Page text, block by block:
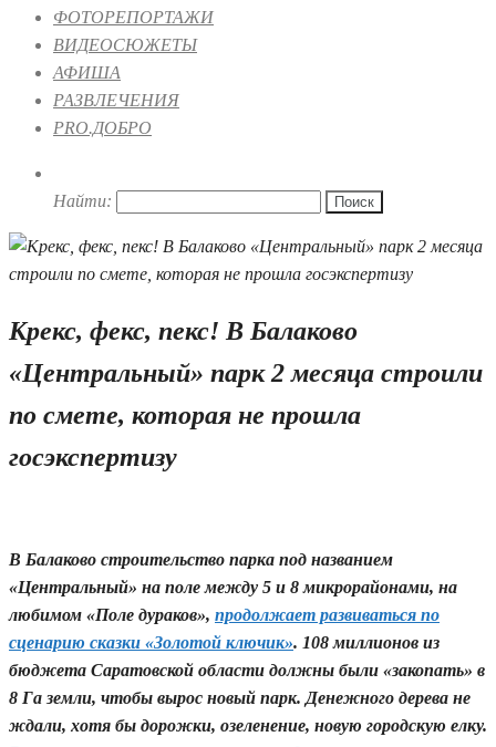
ФОТОРЕПОРТАЖИ
ВИДЕОСЮЖЕТЫ
АФИША
РАЗВЛЕЧЕНИЯ
PRO.ДОБРО
Найти:
Крекс, фекс, пекс! В Балаково
«Центральный» парк 2 месяца строили
по смете, которая не прошла
госэкспертизу
В Балаково строительство парка под названием
«Центральный» на поле между 5 и 8 микрорайонами, на
любимом «Поле дураков», продолжает развиваться по
сценарию сказки «Золотой ключик». 108 миллионов из
бюджета Саратовской области должны были «закопать» в
8 Га земли, чтобы вырос новый парк. Денежного дерева не
ждали, хотя бы дорожки, озеленение, новую городскую елку.